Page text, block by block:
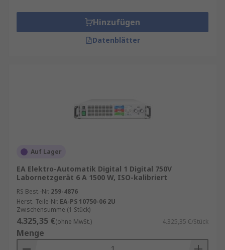
Hinzufügen
Datenblätter
Auf Lager
EA Elektro-Automatik Digital 1 Digital 750V
Labornetzgerät 6 A 1500 W, ISO-kalibriert
RS Best.-Nr. 259-4876
Herst. Teile-Nr. EA-PS 10750-06 2U
Zwischensumme (1 Stück)
4.325,35 €(ohne MwSt.) 4.325,35 €/Stück
Menge